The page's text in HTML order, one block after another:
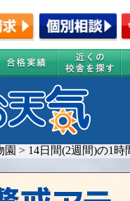
園 > 14日間(2週間)の1時